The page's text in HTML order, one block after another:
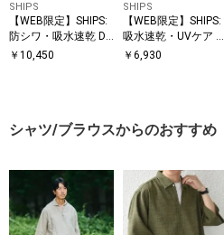
SHIPS
【WEB限定】SHIPS:
防シワ・吸水速乾 Dr
ymix(R) ワンポイン
￥ 10,450
SHIPS
【WEB限定】SHIPS:
吸水速乾・UVケア Dr
ymix（R）ワンポイ
￥6,930
シャツ/ブラウスからのおすすめ